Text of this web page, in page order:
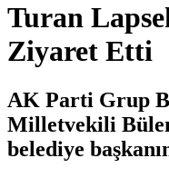
Turan
Ziyaret Etti
AK Parti Grup
Milletvekili
belediye